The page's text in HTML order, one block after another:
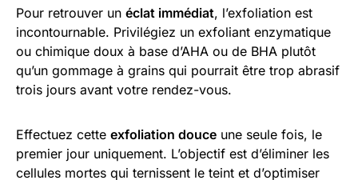
Pour retrouver un éclat immédiat, l’exfoliation est
incontournable. Privilégiez un exfoliant enzymatique
ou chimique doux à base d’AHA ou de BHA plutôt
qu’un gommage à grains qui pourrait être trop abrasif
trois jours avant votre rendez-vous.
Effectuez cette exfoliation douce une seule fois, le
premier jour uniquement. L’objectif est d’éliminer les
cellules mortes qui ternissent le teint et d’optimiser